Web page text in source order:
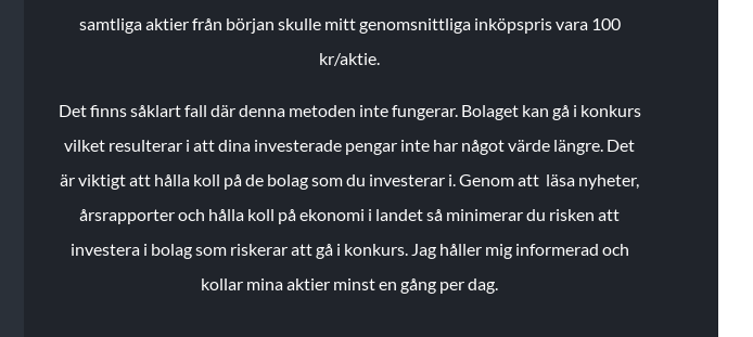
samtliga aktier från början skulle mitt genomsnittliga inköpspris vara 100
kr/aktie.
Det finns såklart fall där denna metoden inte fungerar. Bolaget kan gå i konkurs
vilket resulterar i att dina investerade pengar inte har något värde längre. Det
är viktigt att hålla koll på de bolag som du investerar i. Genom att läsa nyheter,
årsrapporter och hålla koll på ekonomi i landet så minimerar du risken att
investera i bolag som riskerar att gå i konkurs. Jag håller mig informerad och
kollar mina aktier minst en gång per dag.